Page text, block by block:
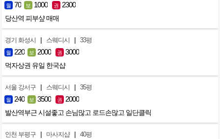
월 70 보 1000 권 2300
당산역 피부샾 매매
경기 화성시 | 스웨디시 | 33평
월 220 보 2000 권 3000
먹자상권 유일 한국샵
서울 강서구 | 스웨디시 | 35평
월 240 보 3500 권 2000
발산역부근 시설좋고 손님많고 로드손많고 일단클릭
인천 부평구 | 마사지샵 | 40평